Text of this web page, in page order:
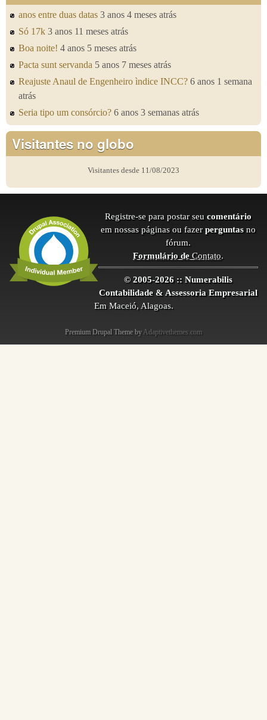
anos entre duas datas 3 anos 4 meses atrás
Só 17k 3 anos 11 meses atrás
Boa noite! 4 anos 5 meses atrás
Pacta sunt servanda 5 anos 7 meses atrás
Reajuste Anaul de Engenheiro ìndice INCC? 6 anos 1 semana
atrás
Seria tipo um consórcio? 6 anos 3 semanas atrás
Visitantes no globo
Visitantes desde 11/08/2023
Registre-se para postar seu comentário
em nossas páginas ou fazer perguntas no
fórum.
Formulário deContato.
© 2005-2026 :: Numerabilis
Contabilidade & Assessoria Empresarial
Em Maceió, Alagoas.
Premium Drupal Theme by Adaptivethemes.com